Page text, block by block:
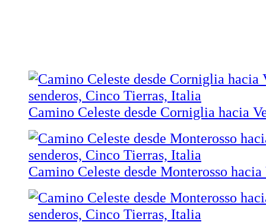
Camino Celeste desde Corniglia hacia
Camino Celeste desde Monterosso hacia